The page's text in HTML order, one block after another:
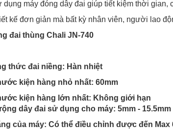
dụng máy đóng dây đai giúp tiết kiệm thời gian,
kế đơn giản mà bất kỳ nhân viên, người lao
đai thùng Chali JN-740
thức đai niềng: Hàn nhiệt
kiện hàng nhỏ nhất: 60mm
kiện hàng lớn nhất: Không giới hạn
dây đai sử dụng cho máy: 5mm - 15.5mm
của máy: Có thể điều chỉnh được đến Max